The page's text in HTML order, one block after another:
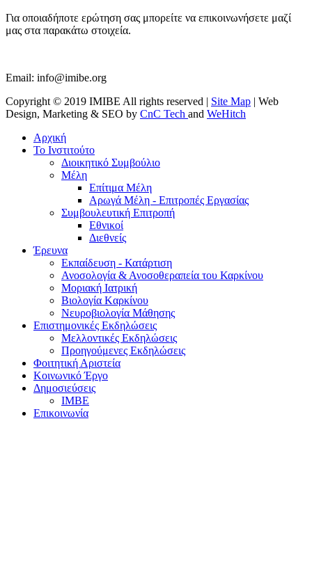
Για οποιαδήποτε ερώτηση σας μπορείτε να επικοινωνήσετε μαζί
μας στα παρακάτω στοιχεία.
Email: info@imibe.org
Copyright © 2019 IMIBE All rights reserved | Site Map | Web
Design, Marketing & SEO by CnC Tech and WeHitch
Αρχική
Το Ινστιτούτο
Διοικητικό Συμβούλιο
Μέλη
Επίτιμα Μέλη
Αρωγά Μέλη - Επιτροπές Εργασίας
Συμβουλευτική Επιτροπή
Εθνικοί
Διεθνείς
Έρευνα
Εκπαίδευση - Κατάρτιση
Ανοσολογία & Ανοσοθεραπεία του Καρκίνου
Μοριακή Ιατρική
Βιολογία Kαρκίνου
Νευροβιολογία Μάθησης
Επιστημονικές Εκδηλώσεις
Μελλοντικές Εκδηλώσεις
Προηγούμενες Εκδηλώσεις
Φοιτητική Αριστεία
Κοινωνικό Έργο
Δημοσιεύσεις
ΙΜΒΕ
Επικοινωνία